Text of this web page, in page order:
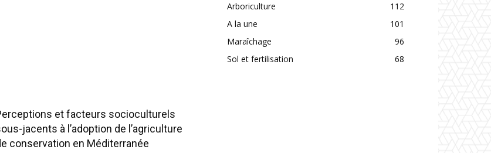
et facteurs socioculturels
jacents à l’adoption de l’agriculture
conservation en Méditerranée
Arboriculture
112
A la une
101
Maraîchage
96
Sol et fertilisation
68